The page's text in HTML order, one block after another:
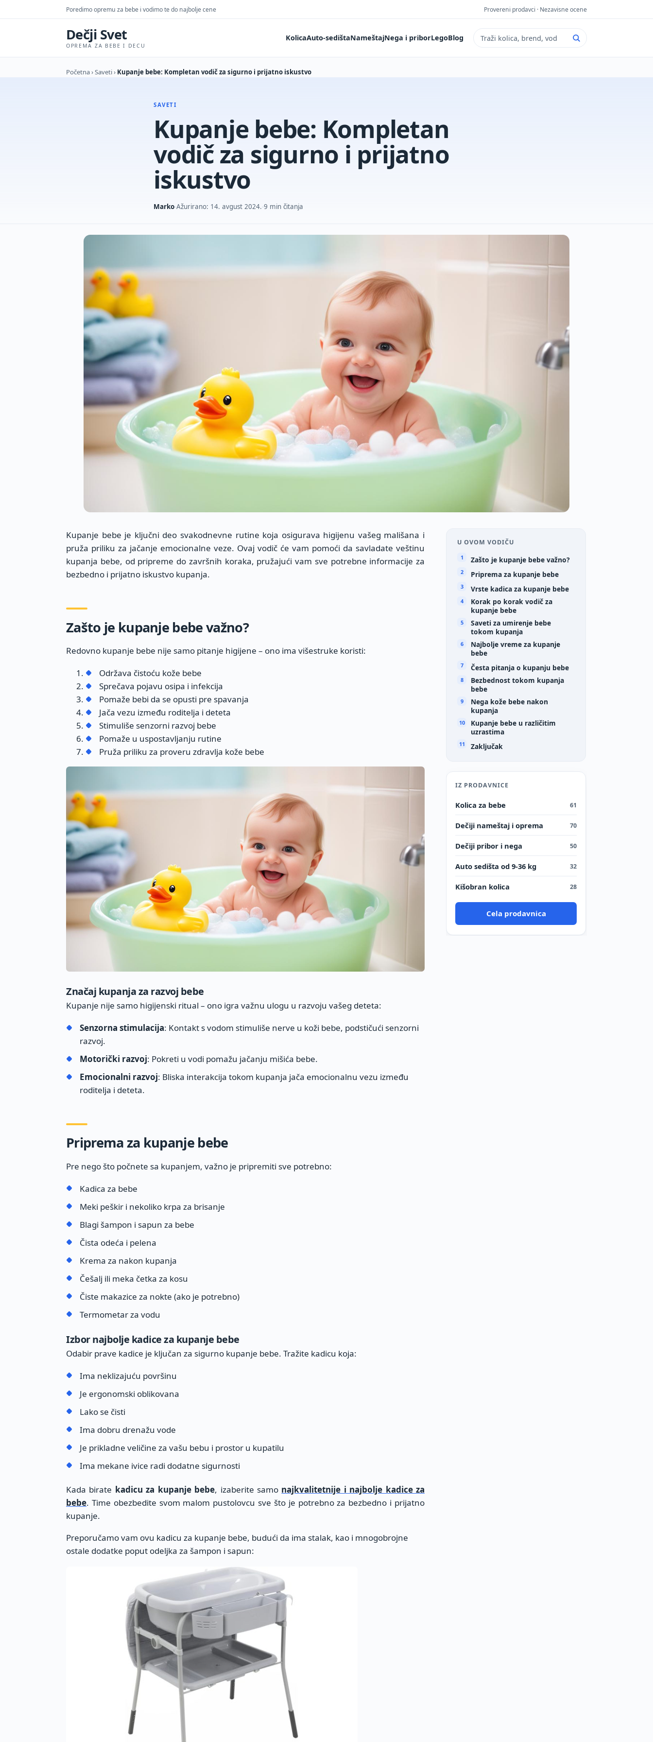
Poredimo opremu za bebe i vodimo te do najbolje cene Provereni prodavci · Nezavisne ocene
Dečji Svet
OPREMA ZA BEBE I DECU
KolicaAuto-sedištaNameštajNega i priborLegoBlog
Pretraga sajta
Početna›Saveti› Kupanje bebe: Kompletan vodič za sigurno i prijatno iskustvo
SAVETI
Kupanje bebe: Kompletan
vodič za sigurno i prijatno
iskustvo
Marko Ažurirano: 14. avgust 2024. 9 min čitanja
Kupanje bebe je ključni deo svakodnevne rutine koja osigurava higijenu vašeg mališana i
pruža priliku za jačanje emocionalne veze. Ovaj vodič će vam pomoći da savladate veštinu
kupanja bebe, od pripreme do završnih koraka, pružajući vam sve potrebne informacije za
bezbedno i prijatno iskustvo kupanja.
Zašto je kupanje bebe važno?
Redovno kupanje bebe nije samo pitanje higijene – ono ima višestruke koristi:
Održava čistoću kože bebe
Sprečava pojavu osipa i infekcija
Pomaže bebi da se opusti pre spavanja
Jača vezu između roditelja i deteta
Stimuliše senzorni razvoj bebe
Pomaže u uspostavljanju rutine
Pruža priliku za proveru zdravlja kože bebe
Značaj kupanja za razvoj bebe
Kupanje nije samo higijenski ritual – ono igra važnu ulogu u razvoju vašeg deteta:
Senzorna stimulacija: Kontakt s vodom stimuliše nerve u koži bebe, podstičući senzorni
razvoj.
Motorički razvoj: Pokreti u vodi pomažu jačanju mišića bebe.
Emocionalni razvoj: Bliska interakcija tokom kupanja jača emocionalnu vezu između
roditelja i deteta.
Priprema za kupanje bebe
Pre nego što počnete sa kupanjem, važno je pripremiti sve potrebno:
Kadica za bebe
Meki peškir i nekoliko krpa za brisanje
Blagi šampon i sapun za bebe
Čista odeća i pelena
Krema za nakon kupanja
Češalj ili meka četka za kosu
Čiste makazice za nokte (ako je potrebno)
Termometar za vodu
Izbor najbolje kadice za kupanje bebe
Odabir prave kadice je ključan za sigurno kupanje bebe. Tražite kadicu koja:
Ima neklizajuću površinu
Je ergonomski oblikovana
Lako se čisti
Ima dobru drenažu vode
Je prikladne veličine za vašu bebu i prostor u kupatilu
Ima mekane ivice radi dodatne sigurnosti
Kada birate kadicu za kupanje bebe, izaberite samo najkvalitetnije i najbolje kadice za
bebe. Time obezbedite svom malom pustolovcu sve što je potrebno za bezbedno i prijatno
kupanje.
Preporučamo vam ovu kadicu za kupanje bebe, budući da ima stalak, kao i mnogobrojne
ostale dodatke poput odeljka za šampon i sapun:
U OVOM VODIČU
Zašto je kupanje bebe važno?
Priprema za kupanje bebe
Vrste kadica za kupanje bebe
Korak po korak vodič za
kupanje bebe
Saveti za umirenje bebe
tokom kupanja
Najbolje vreme za kupanje
bebe
Česta pitanja o kupanju bebe
Bezbednost tokom kupanja
bebe
Nega kože bebe nakon
kupanja
Kupanje bebe u različitim
uzrastima
Zaključak
IZ PRODAVNICE
Kolica za bebe 61
Dečiji nameštaj i oprema 70
Dečiji pribor i nega 50
Auto sedišta od 9-36 kg 32
Kišobran kolica 28
Cela prodavnica